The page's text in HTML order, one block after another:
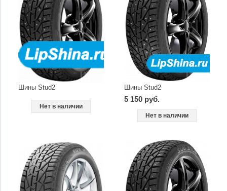
Шины Stud2
Нет в наличии
Шины Stud2
5 150 руб.
Нет в наличии